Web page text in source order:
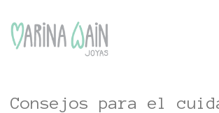
Consejos para el